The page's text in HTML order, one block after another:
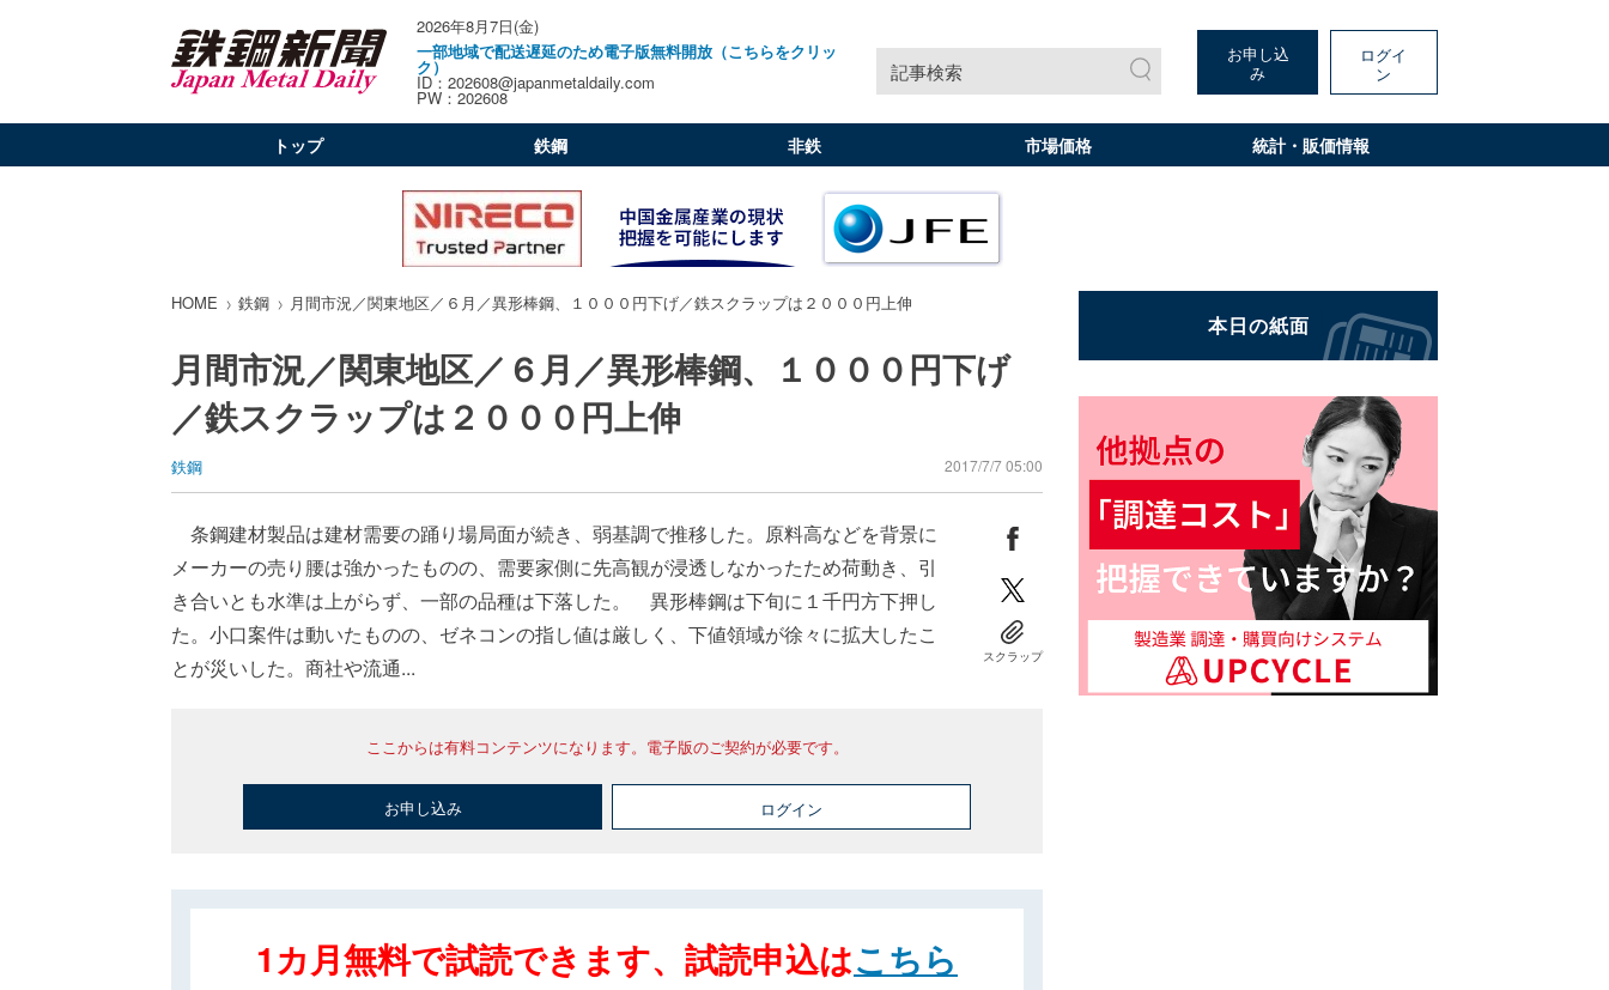
2026年8月7日(金)
一部地域で配送遅延のため電子版無料開放（こちらをクリッ
ク）
ID：202608@japanmetaldaily.com
PW：202608
記事検索
お申し込
み
ログイ
ン
トップ 鉄鋼 非鉄 市場価格 統計・販価情報
HOME 鉄鋼 月間市況／関東地区／６月／異形棒鋼、１０００円下げ／鉄スクラップは２０００円上伸
月間市況／関東地区／６月／異形棒鋼、１０００円下げ
／鉄スクラップは２０００円上伸
鉄鋼 2017/7/7 05:00
条鋼建材製品は建材需要の踊り場局面が続き、弱基調で推移した。原料高などを背景に
メーカーの売り腰は強かったものの、需要家側に先高観が浸透しなかったため荷動き、引
き合いとも水準は上がらず、一部の品種は下落した。 異形棒鋼は下旬に１千円方下押し
た。小口案件は動いたものの、ゼネコンの指し値は厳しく、下値領域が徐々に拡大したこ
とが災いした。商社や流通...
スクラップ
ここからは有料コンテンツになります。電子版のご契約が必要です。
お申し込み ログイン
1カ月無料で試読できます、試読申込はこちら